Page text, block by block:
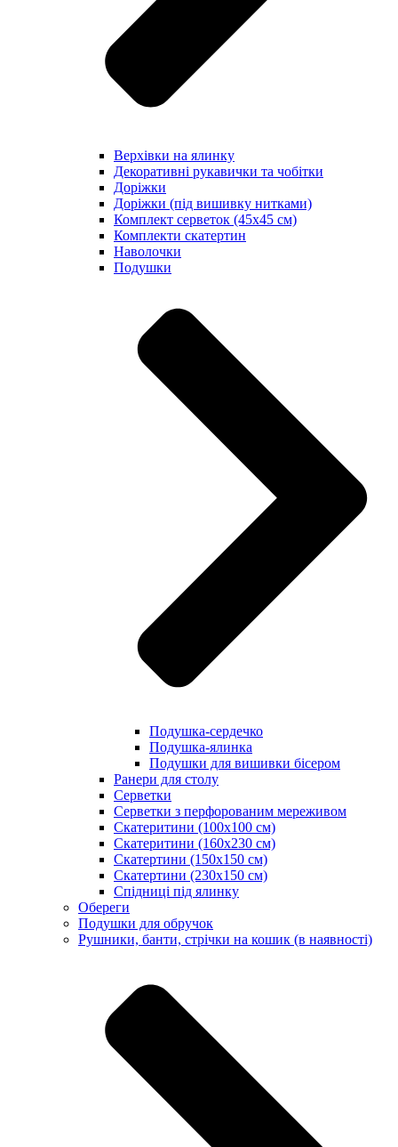
Верхівки на ялинку
Декоративні рукавички та чобітки
Доріжки
Доріжки (під вишивку нитками)
Комплект серветок (45х45 см)
Комплекти скатертин
Наволочки
Подушки
Подушка-сердечко
Подушка-ялинка
Подушки для вишивки бісером
Ранери для столу
Серветки
Серветки з перфорованим мереживом
Скатеритини (100х100 см)
Скатеритини (160х230 см)
Скатертини (150х150 см)
Скатертини (230х150 см)
Спідниці під ялинку
Обереги
Подушки для обручок
Рушники, банти, стрічки на кошик (в наявності)